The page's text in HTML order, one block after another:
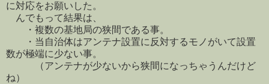
に対応をお願いした。
んでもって結果は、
・複数の基地局の狭間である事。
・当自治体はアンテナ設置に反対するモノがいて設置
数が極端に少ない事。
（アンテナが少ないから狭間になっちゃうんだけど
ね）